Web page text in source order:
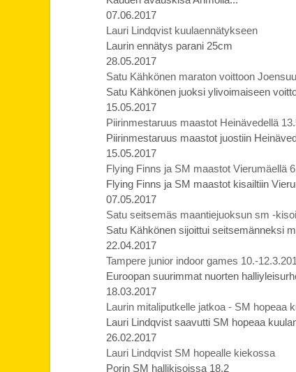
07.06.2017
Lauri Lindqvist kuulaennätykseen
Laurin ennätys parani 25cm
28.05.2017
Satu Kähkönen maraton voittoon
Satu Kähkönen juoksi ylivoimaiseen
15.05.2017
Piirinmestaruus maastot Heinävedellä
Piirinmestaruus maastot juostiin
15.05.2017
Flying Finns ja SM maastot Vierumäellä
Flying Finns ja SM maastot kisailtiin
07.05.2017
Satu seitsemäs maantiejuoksun sm -
Satu Kähkönen sijoittui seitsemänneksi
22.04.2017
Tampere junior indoor games 10.-
Euroopan suurimmat nuorten
18.03.2017
Laurin mitaliputkelle jatkoa - SM hopeaa
Lauri Lindqvist saavutti SM hopeaa
26.02.2017
Lauri Lindqvist SM hopealle kiekossa
Porin SM hallikisoissa 18.2